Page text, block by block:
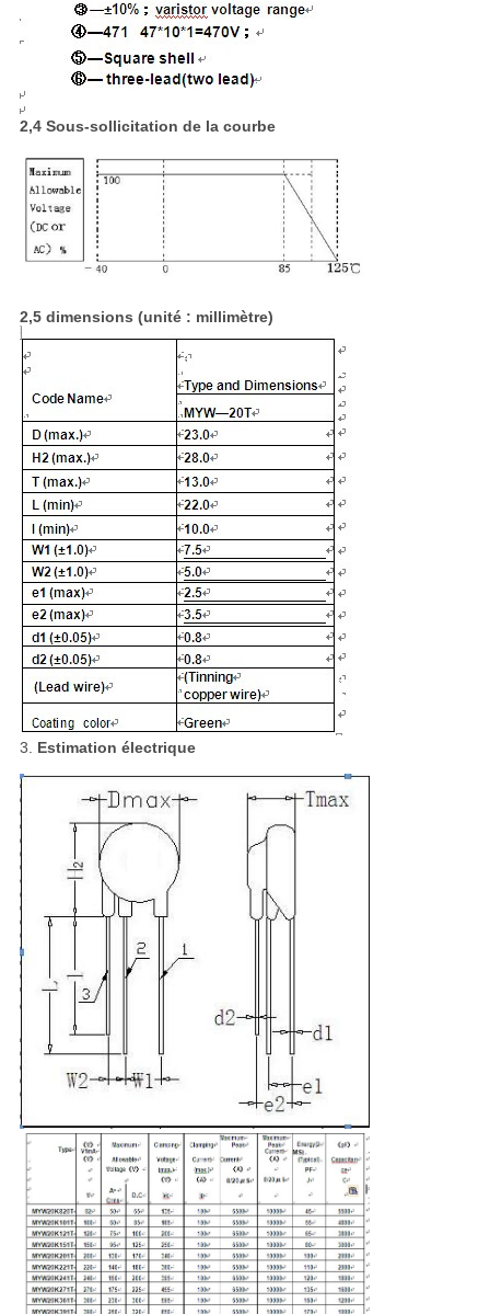
2,4 Sous-sollicitation de la courbe
2,5 dimensions (unité : millimètre)
3. Estimation électrique